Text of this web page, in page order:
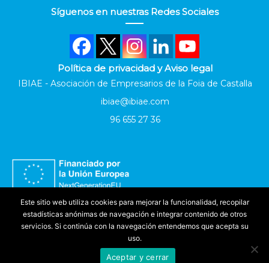
Síguenos en nuestras Redes Sociales
Política de privacidad y Aviso legal
IBIAE - Asociación de Empresarios de la Foia de Castalla
ibiae@ibiae.com
96 655 27 36
Accesibilidad
Este sitio web utiliza cookies para mejorar la funcionalidad, recopilar
estadísticas anónimas de navegación e integrar contenido de otros
servicios. Si continúa con la navegación entendemos que acepta su
uso.
Aceptar y cerrar